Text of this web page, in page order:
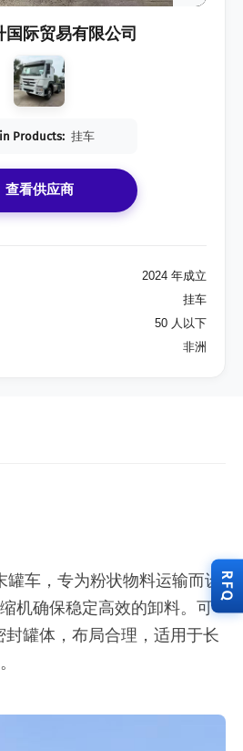
国际贸易有限公司
Products: 挂车
查看供应商
2024 年成立
挂车
50 人以下
非洲
车，专为粉状物料运输而设
机确保稳定高效的卸料。可
封罐体，布局合理，适用于长
RFQ